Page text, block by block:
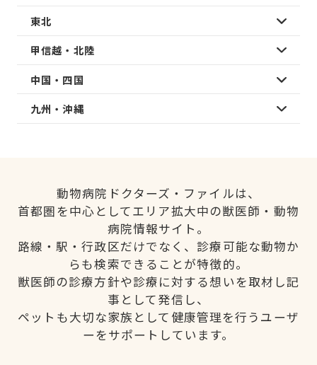
東北
甲信越・北陸
中国・四国
九州・沖縄
動物病院ドクターズ・ファイルは、
首都圏を中心としてエリア拡大中の獣医師・動物
病院情報サイト。
路線・駅・行政区だけでなく、診療可能な動物か
らも検索できることが特徴的。
獣医師の診療方針や診療に対する想いを取材し記
事として発信し、
ペットも大切な家族として健康管理を行うユーザ
ーをサポートしています。